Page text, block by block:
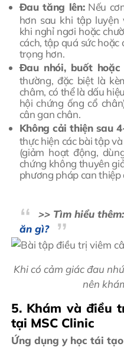
Đau tăng lên:Nếu
hơn sau khi tập luyện
khi nghỉ ngơi hoặc
cách, tập quá sức
trọng hơn.
Đau nhói, buốt
thường, đặc biệt là
châm, có thể là dấu
hội chứng ống cổ
cân gan chân.
Không cải thiện sau
thực hiện các bài tập
(giảm hoạt động,
chứng không thuyên
phương pháp can thiệp
>> Tìm hiểu thêm:
ăn gì?
Khi có cảm giác đau
nên
5. Khám và điều
tại MSC Clinic
Ứng dụng y học tái